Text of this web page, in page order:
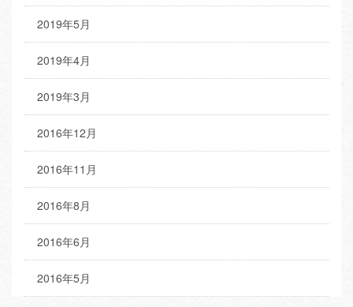
2019年5月
2019年4月
2019年3月
2016年12月
2016年11月
2016年8月
2016年6月
2016年5月